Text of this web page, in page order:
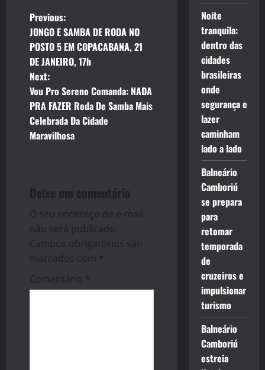
P
o
s
t
n
a
i
g
a
t
i
Previous:
JONGO E SAMBA DE RODA NO
POSTO 5 EM COPACABANA, 21
DE JANEIRO, 17h
Next:
Vou Pro Sereno Comanda: NADA
PRA FAZER Roda De Samba Mais
Celebrada Da Cidade
Maravilhosa
Deixe um comentário
O seu endereço de e-mail
não será publicado.
Campos obrigatórios são
marcados com *
Comentário *
Noite
tranquila:
dentro das
cidades
brasileiras
onde
segurança e
lazer
caminham
lado a lado
Balneário
Camboriú
se prepara
para
retomar
temporada
de
cruzeiros e
impulsionar
turismo
Balneário
Camboriú
estreia